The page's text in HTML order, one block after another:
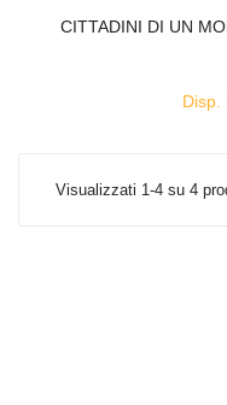
CITTADINI DI UN
Disp.
Visualizzati 1-4 su 4